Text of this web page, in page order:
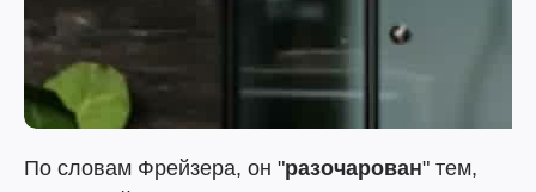
По словам Фрейзера, он "разочарован" тем,